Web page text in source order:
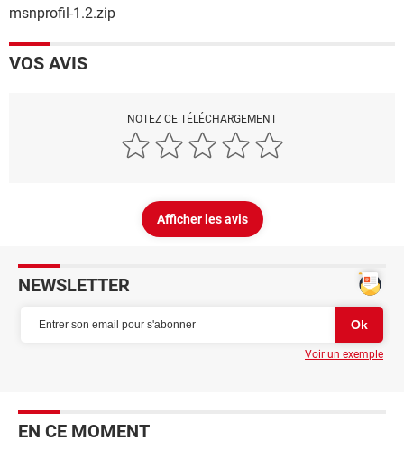
msnprofil-1.2.zip
VOS AVIS
NOTEZ CE TÉLÉCHARGEMENT
Afficher les avis
NEWSLETTER
Voir un exemple
EN CE MOMENT